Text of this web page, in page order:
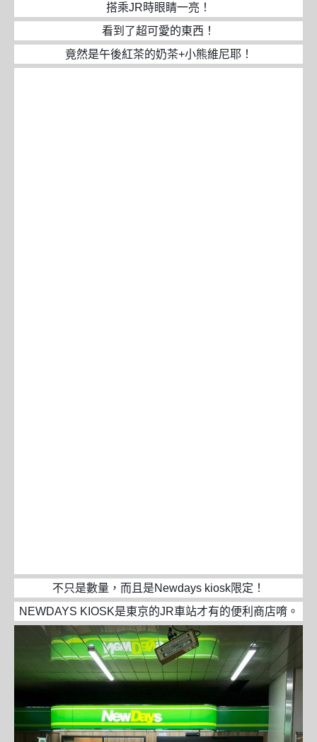
搭乘JR時眼睛一亮！
看到了超可愛的東西！
竟然是午後紅茶的奶茶+小熊維尼耶！
不只是數量，而且是Newdays kiosk限定！
NEWDAYS KIOSK是東京的JR車站才有的便利商店唷。